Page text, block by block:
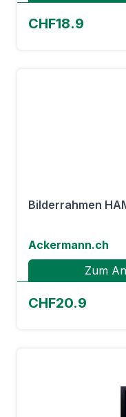
CHF18.9
Bilderrahmen
Ackermann.ch
Zum
CHF20.9